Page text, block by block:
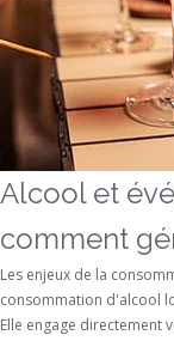
Alcool et
comment
Les enjeux de la
consommation d'alcool
Elle engage directement